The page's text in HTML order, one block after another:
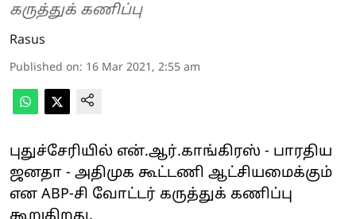
கருத்துக் கணிப்பு
Rasus
Published on: 16 Mar 2021, 2:55 am
புதுச்சேரியில் என்.ஆர்.காங்கிரஸ் - பாரதிய
ஜனதா - அதிமுக கூட்டணி ஆட்சியமைக்கும்
என ABP-சி வோட்டர் கருத்துக் கணிப்பு